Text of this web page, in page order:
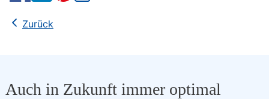
Zurück
Auch in Zukunft immer optimal